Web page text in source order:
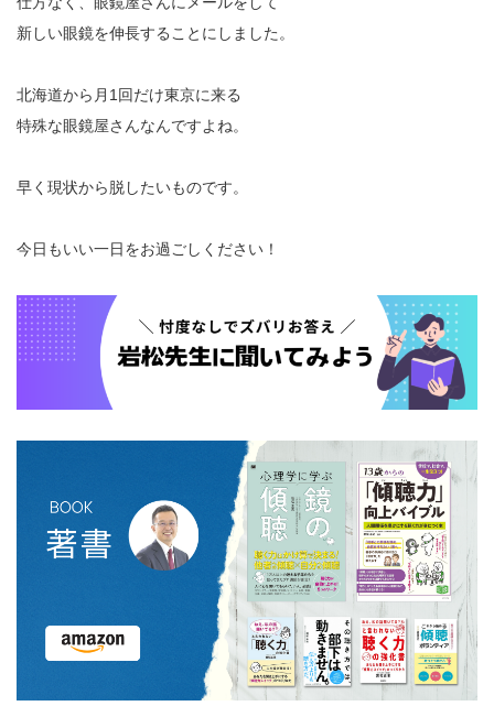
新しい眼鏡を伸長することにしました。
北海道から月1回だけ東京に来る
特殊な眼鏡屋さんなんですよね。
早く現状から脱したいものです。
今日もいい一日をお過ごしください！